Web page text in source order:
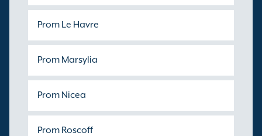
Prom Le Havre
Prom Marsylia
Prom Nicea
Prom Roscoff